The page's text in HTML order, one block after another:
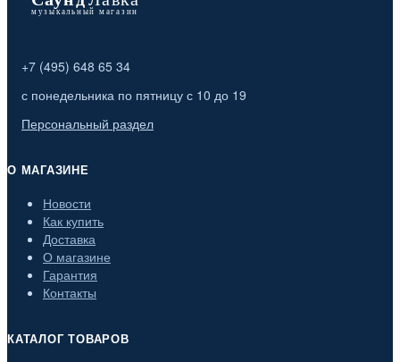
+7 (495) 648 65 34
с понедельника по пятницу с 10 до 19
Персональный раздел
О МАГАЗИНЕ
Новости
Как купить
Доставка
О магазине
Гарантия
Контакты
КАТАЛОГ ТОВАРОВ